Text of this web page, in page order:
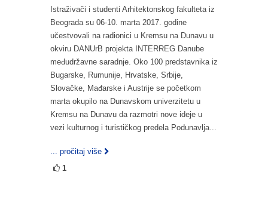
Istraživači i studenti Arhitektonskog fakulteta iz
Beograda su 06-10. marta 2017. godine
učestvovali na radionici u Kremsu na Dunavu u
okviru DANUrB projekta INTERREG Danube
međudržavne saradnje. Oko 100 predstavnika iz
Bugarske, Rumunije, Hrvatske, Srbije,
Slovačke, Mađarske i Austrije se početkom
marta okupilo na Dunavskom univerzitetu u
Kremsu na Dunavu da razmotri nove ideje u
vezi kulturnog i turističkog predela Podunavlja...
... pročitaj više
1